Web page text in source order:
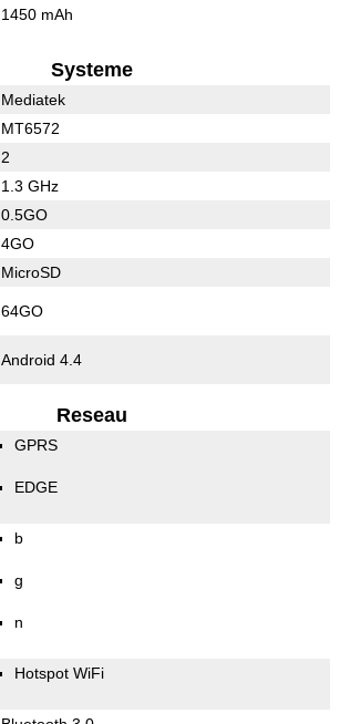
1450 mAh
Systeme
Mediatek
MT6572
2
1.3 GHz
0.5GO
4GO
MicroSD
64GO
Android 4.4
Reseau
GPRS
EDGE
b
g
n
Hotspot WiFi